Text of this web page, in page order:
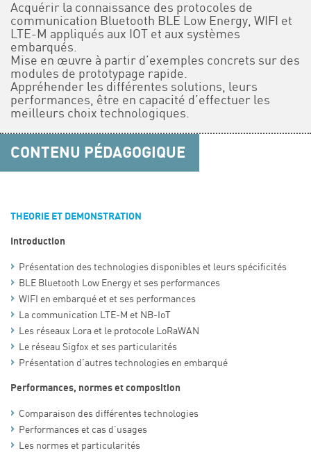
Acquérir la connaissance des protocoles de
communication Bluetooth BLE Low Energy, WIFI et
LTE-M appliqués aux IOT et aux systèmes
embarqués.
Mise en œuvre à partir d’exemples concrets sur des
modules de prototypage rapide.
Appréhender les différentes solutions, leurs
performances, être en capacité d’effectuer les
meilleurs choix technologiques.
CONTENU PÉDAGOGIQUE
THEORIE ET DEMONSTRATION
Introduction
Présentation des technologies disponibles et leurs spécificités
BLE Bluetooth Low Energy et ses performances
WIFI en embarqué et et ses performances
La communication LTE-M et NB-IoT
Les réseaux Lora et le protocole LoRaWAN
Le réseau Sigfox et ses particularités
Présentation d’autres technologies en embarqué
Performances, normes et composition
Comparaison des différentes technologies
Performances et cas d’usages
Les normes et particularités